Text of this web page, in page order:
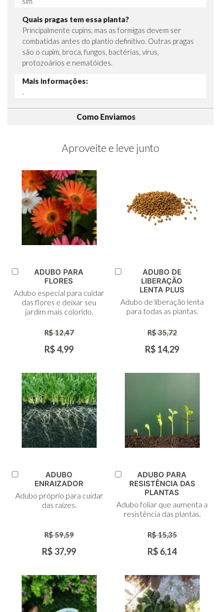
Quais pragas tem essa planta?
Principalmente cupins, mas as formigas devem ser
combatidas antes do plantio definitivo. Outras pragas
são o cupim, broca, fungos, bactérias, vírus,
protozoários e nematóides.
Mais informações:
.
Como Enviamos
Aproveite e leve junto
Adicionar
Carrinho
ADUBO PARA
FLORES
Adubo especial para cuidar
das flores e deixar seu
jardim mais colorido.
R$ 12,47
R$ 4,99
Adicionar
ADUBO DE
LIBERAÇÃO
LENTA PLUS
Adubo de liberação lenta
para todas as plantas.
R$ 35,72
R$ 14,29
Adicionar
Carrinho
ADUBO
ENRAIZADOR
Adubo próprio para cuidar
das raízes.
R$ 59,59
R$ 37,99
Adicionar
ADUBO PARA
RESISTÊNCIA DAS
PLANTAS
Adubo foliar que aumenta a
resistência das plantas.
R$ 15,35
R$ 6,14